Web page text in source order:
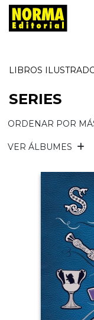
LIBROS
SERIES
ORDENAR POR
VER ÁLBUMES